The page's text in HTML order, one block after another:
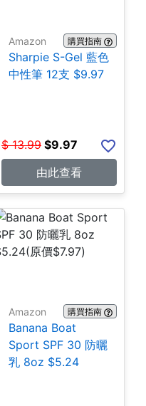
Amazon 購買指南
Sharpie S-Gel 藍色
中性筆 12支 $9.97
$ 13.99 $9.97
由此查看
Amazon 購買指南
Banana Boat
Sport SPF 30 防曬
乳 8oz $5.24